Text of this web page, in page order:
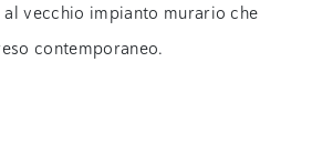
vecchio impianto murario che
contemporaneo.